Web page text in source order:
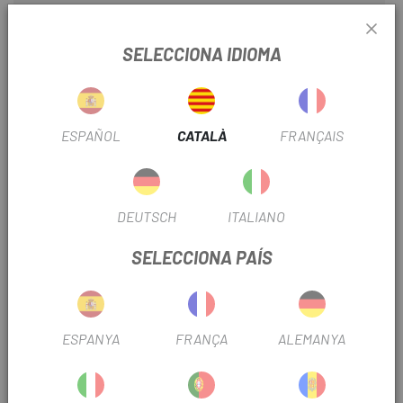
INFORMACIÓ DEL PRODUCTE
- Alumini Forjat
- Eix Crom-Molibdè
- Compatible amb SPD - Cales incloses
PRODUCTOS SIMILARES
SELECCIONA IDIOMA
ESPAÑOL CATALÀ FRANÇAIS
DEUTSCH ITALIANO
SELECCIONA PAÍS
ESPANYA FRANÇA ALEMANYA